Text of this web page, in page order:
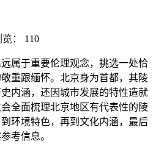
览： 110
属于重要伦理观念，挑选一处恰
重跟缅怀。北京身为首都，其陵
内涵，还因城市发展的特性造就
全面梳理北京地区有代表性的陵
环境特色，再到文化内涵，最后
考信息。